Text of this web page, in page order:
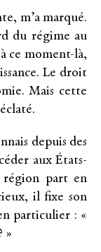
m’a marqué.
du régime au
ce moment-là,
Le droit
Mais cette
depuis des
aux États-
part en
il fixe son
particulier : «
»